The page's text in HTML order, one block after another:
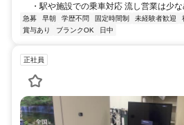
・駅や施設での乗車対応 流し営業は少
急募 早朝 学歴不問 固定時間制 未経験者歓迎
賞与あり
ブランクOK 日中
正社員